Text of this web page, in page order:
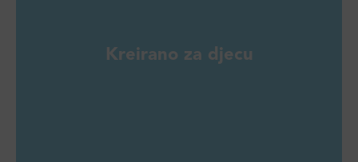
Kreirano za djecu